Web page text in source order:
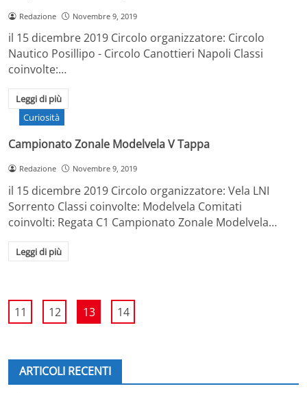
Redazione Novembre 9, 2019
il 15 dicembre 2019 Circolo organizzatore: Circolo
Nautico Posillipo - Circolo Canottieri Napoli Classi
coinvolte:…
Leggi di più
Curiosità
Campionato Zonale Modelvela V Tappa
Redazione Novembre 9, 2019
il 15 dicembre 2019 Circolo organizzatore: Vela LNI
Sorrento Classi coinvolte: Modelvela Comitati
coinvolti: Regata C1 Campionato Zonale Modelvela…
Leggi di più
11 12 13 14
ARTICOLI RECENTI